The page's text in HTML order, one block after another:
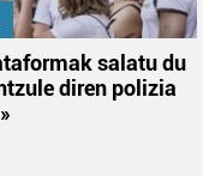
salatu du
diren polizia